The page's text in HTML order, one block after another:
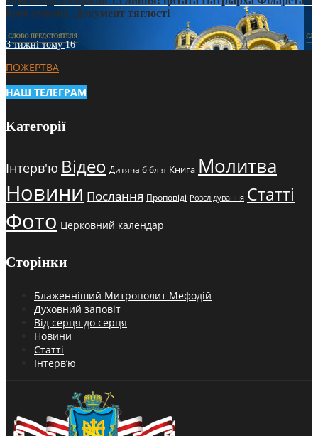
його амвона. Документ тяглості
3 тижні тому16
ПОЖЕРТВА
НАШ ТЕЛЕГРАМ
Категорії
Інтерв'ю Відео Дитяча біблія Книга Молитва
Новини Послання Проповіді Розслідування Статті
Фото Церковний календар
Сторінки
Блаженніший Митрополит Мефодій
Духовний заповіт
Від серця до серця
Новини
Статті
Інтерв’ю